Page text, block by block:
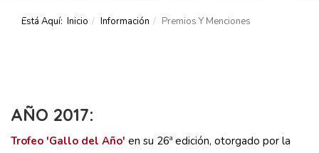
Está Aquí: Inicio Información Premios Y Menciones
AÑO 2017:
Trofeo 'Gallo del Año' en su 26ª edición, otorgado por la